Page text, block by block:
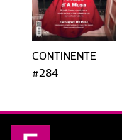
CONTINENTE
#284